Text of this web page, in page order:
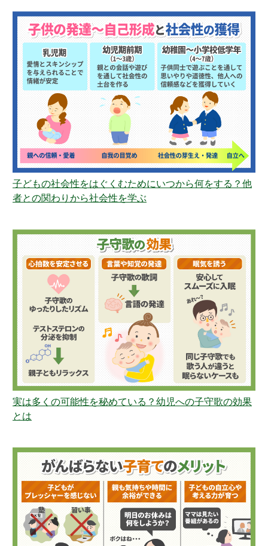
子どもの社会性をはぐくむためにいつから何をする？他
者との関わりから社会性を学ぶ
実は多くの可能性を秘めている？幼児への子守歌の効果
とは